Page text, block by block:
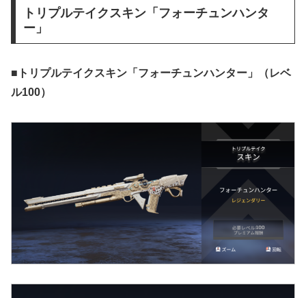
トリプルテイクスキン「フォーチュンハンタ
ー」
■ トリプルテイクスキン「フォーチュンハンター」（レベ
ル100）